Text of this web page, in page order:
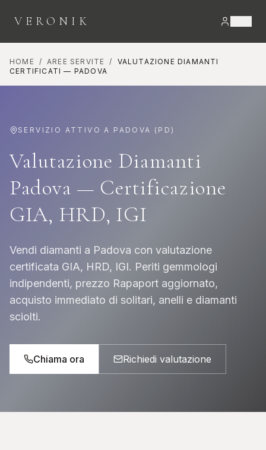
VERONIK
HOME / AREE SERVITE /
VALUTAZIONE DIAMANTI
CERTIFICATI — PADOVA
SERVIZIO ATTIVO A PADOVA ( PD)
Valutazione Diamanti
Padova — Certificazione
GIA, HRD, IGI
Vendi diamanti a Padova con valutazione
certificata GIA, HRD, IGI. Periti gemmologi
indipendenti, prezzo Rapaport aggiornato,
acquisto immediato di solitari, anelli e diamanti
sciolti.
Chiama ora Richiedi valutazione